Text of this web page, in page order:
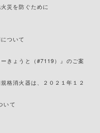
災を防ぐために
ついて
きょうと（#7119）』のご案
格消火器は、２０２１年１２
いて